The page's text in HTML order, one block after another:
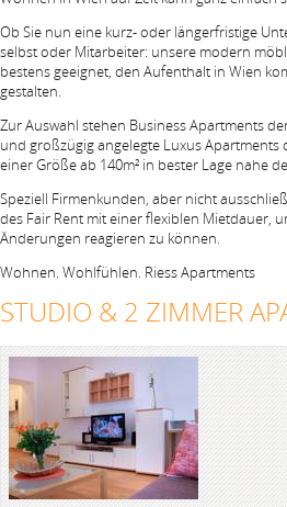
Ob Sie nun eine kurz- oder längerfristige
selbst oder Mitarbeiter: unsere modern
bestens geeignet, den Aufenthalt in Wien
gestalten.
Zur Auswahl stehen Business Apartments
und großzügig angelegte Luxus Apartments
einer Größe ab 140m² in bester Lage nahe
Speziell Firmenkunden, aber nicht
des Fair Rent mit einer flexiblen Mietdauer,
Änderungen reagieren zu können.
Wohnen. Wohlfühlen. Riess Apartments
STUDIO & 2 ZIMMER